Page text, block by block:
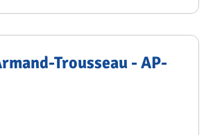
Trousseau - AP-